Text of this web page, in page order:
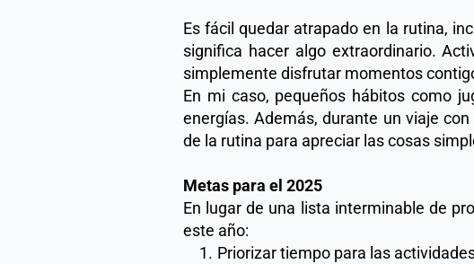
Es fácil quedar atrapado en la rutina,
significa hacer algo extraordinario.
simplemente disfrutar momentos
En mi caso, pequeños hábitos como
energías. Además, durante un viaje
de la rutina para apreciar las cosas
Metas para el 2025
En lugar de una lista interminable de
este año:
Priorizar tiempo para las